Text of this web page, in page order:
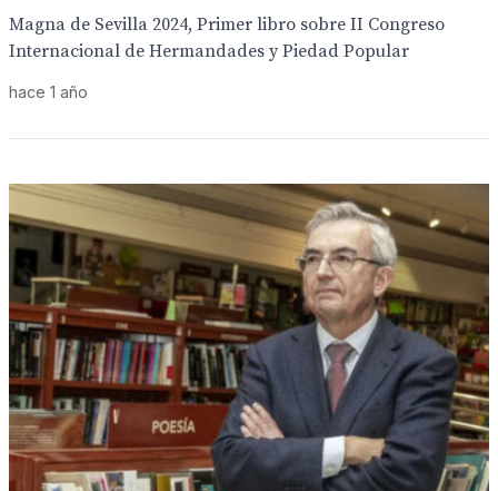
Magna de Sevilla 2024, Primer libro sobre II Congreso
Internacional de Hermandades y Piedad Popular
hace 1 año